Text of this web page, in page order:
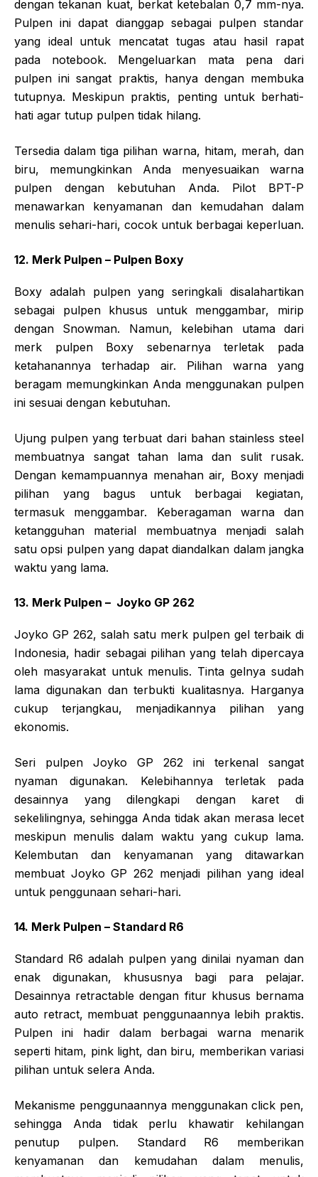
dengan tekanan kuat, berkat ketebalan 0,7 mm-nya.
Pulpen ini dapat dianggap sebagai pulpen standar
yang ideal untuk mencatat tugas atau hasil rapat
pada notebook. Mengeluarkan mata pena dari
pulpen ini sangat praktis, hanya dengan membuka
tutupnya. Meskipun praktis, penting untuk berhati-
hati agar tutup pulpen tidak hilang.
Tersedia dalam tiga pilihan warna, hitam, merah, dan
biru, memungkinkan Anda menyesuaikan warna
pulpen dengan kebutuhan Anda. Pilot BPT-P
menawarkan kenyamanan dan kemudahan dalam
menulis sehari-hari, cocok untuk berbagai keperluan.
12. Merk Pulpen – Pulpen Boxy
Boxy adalah pulpen yang seringkali disalahartikan
sebagai pulpen khusus untuk menggambar, mirip
dengan Snowman. Namun, kelebihan utama dari
merk pulpen Boxy sebenarnya terletak pada
ketahanannya terhadap air. Pilihan warna yang
beragam memungkinkan Anda menggunakan pulpen
ini sesuai dengan kebutuhan.
Ujung pulpen yang terbuat dari bahan stainless steel
membuatnya sangat tahan lama dan sulit rusak.
Dengan kemampuannya menahan air, Boxy menjadi
pilihan yang bagus untuk berbagai kegiatan,
termasuk menggambar. Keberagaman warna dan
ketangguhan material membuatnya menjadi salah
satu opsi pulpen yang dapat diandalkan dalam jangka
waktu yang lama.
13. Merk Pulpen – Joyko GP 262
Joyko GP 262, salah satu merk pulpen gel terbaik di
Indonesia, hadir sebagai pilihan yang telah dipercaya
oleh masyarakat untuk menulis. Tinta gelnya sudah
lama digunakan dan terbukti kualitasnya. Harganya
cukup terjangkau, menjadikannya pilihan yang
ekonomis.
Seri pulpen Joyko GP 262 ini terkenal sangat
nyaman digunakan. Kelebihannya terletak pada
desainnya yang dilengkapi dengan karet di
sekelilingnya, sehingga Anda tidak akan merasa lecet
meskipun menulis dalam waktu yang cukup lama.
Kelembutan dan kenyamanan yang ditawarkan
membuat Joyko GP 262 menjadi pilihan yang ideal
untuk penggunaan sehari-hari.
14. Merk Pulpen – Standard R6
Standard R6 adalah pulpen yang dinilai nyaman dan
enak digunakan, khususnya bagi para pelajar.
Desainnya retractable dengan fitur khusus bernama
auto retract, membuat penggunaannya lebih praktis.
Pulpen ini hadir dalam berbagai warna menarik
seperti hitam, pink light, dan biru, memberikan variasi
pilihan untuk selera Anda.
Mekanisme penggunaannya menggunakan click pen,
sehingga Anda tidak perlu khawatir kehilangan
penutup pulpen. Standard R6 memberikan
kenyamanan dan kemudahan dalam menulis,